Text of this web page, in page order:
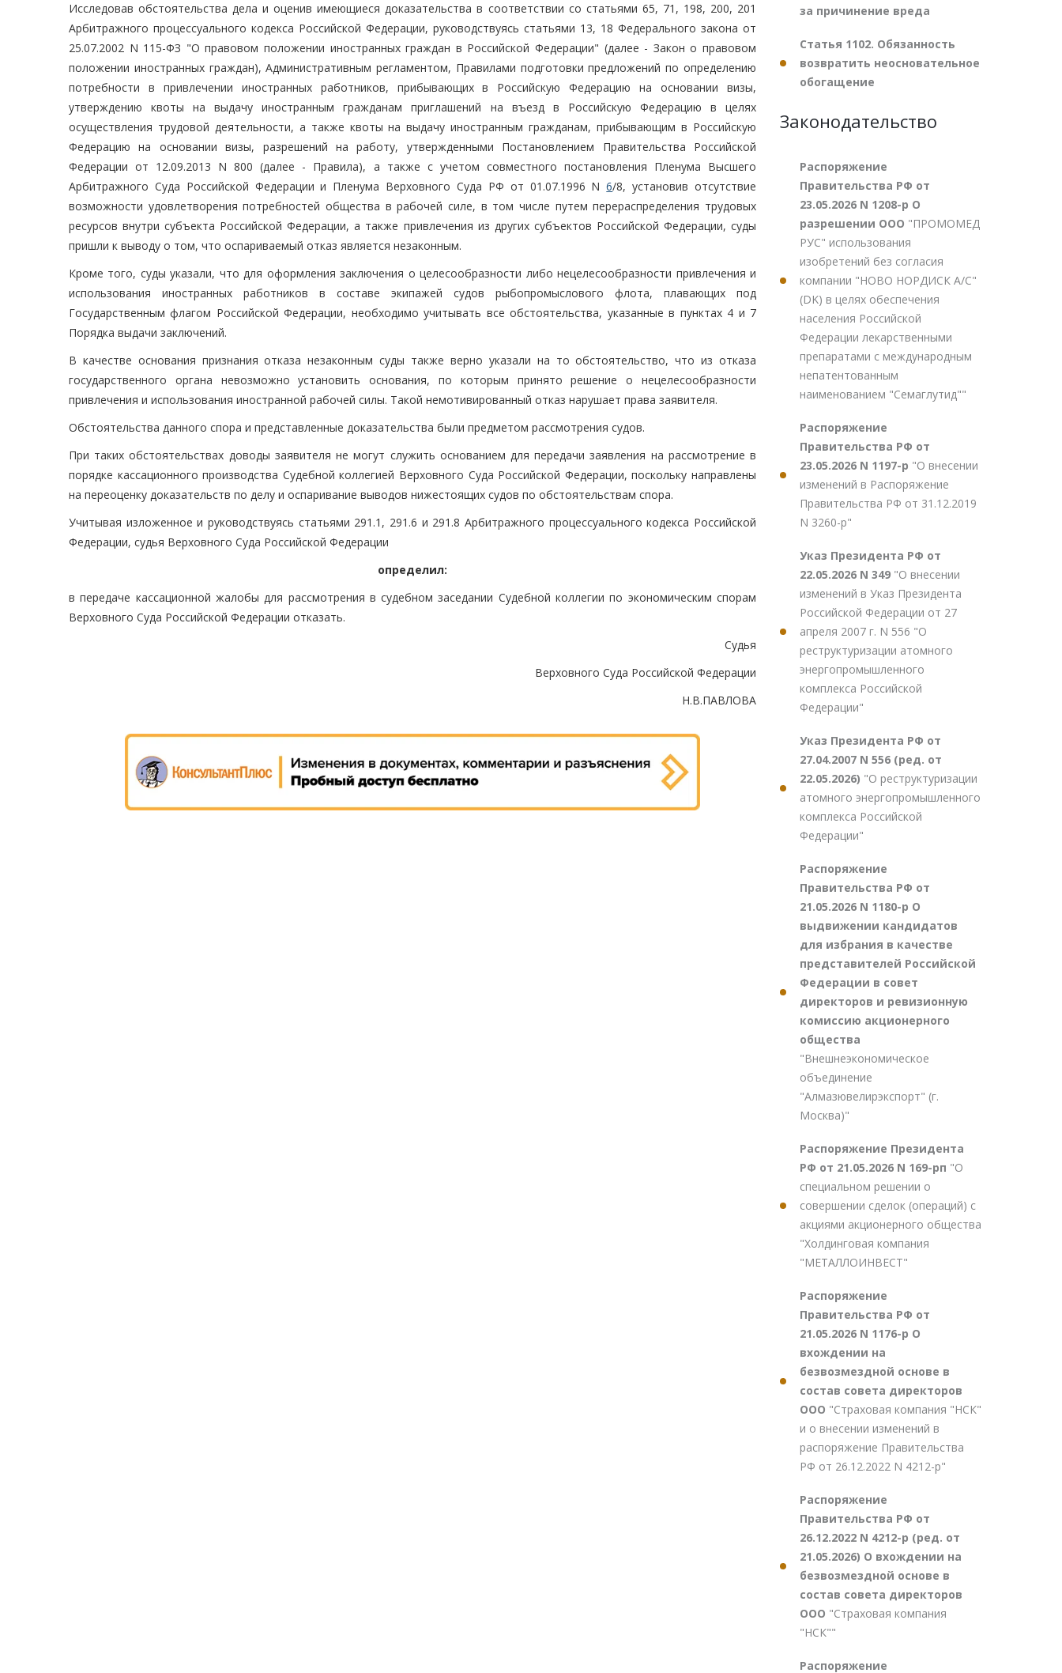
Исследовав обстоятельства дела и оценив имеющиеся доказательства в соответствии со статьями 65, 71, 198, 200, 201
Арбитражного процессуального кодекса Российской Федерации, руководствуясь статьями 13, 18 Федерального закона от
25.07.2002 N 115-ФЗ "О правовом положении иностранных граждан в Российской Федерации" (далее - Закон о правовом
положении иностранных граждан), Административным регламентом, Правилами подготовки предложений по определению
потребности в привлечении иностранных работников, прибывающих в Российскую Федерацию на основании визы,
утверждению квоты на выдачу иностранным гражданам приглашений на въезд в Российскую Федерацию в целях
осуществления трудовой деятельности, а также квоты на выдачу иностранным гражданам, прибывающим в Российскую
Федерацию на основании визы, разрешений на работу, утвержденными Постановлением Правительства Российской
Федерации от 12.09.2013 N 800 (далее - Правила), а также с учетом совместного постановления Пленума Высшего
Арбитражного Суда Российской Федерации и Пленума Верховного Суда РФ от 01.07.1996 N6/8, установив отсутствие
возможности удовлетворения потребностей общества в рабочей силе, в том числе путем перераспределения трудовых
ресурсов внутри субъекта Российской Федерации, а также привлечения из других субъектов Российской Федерации, суды
пришли к выводу о том, что оспариваемый отказ является незаконным.
Кроме того, суды указали, что для оформления заключения о целесообразности либо нецелесообразности привлечения и
использования иностранных работников в составе экипажей судов рыбопромыслового флота, плавающих под
Государственным флагом Российской Федерации, необходимо учитывать все обстоятельства, указанные в пунктах 4 и 7
Порядка выдачи заключений.
В качестве основания признания отказа незаконным суды также верно указали на то обстоятельство, что из отказа
государственного органа невозможно установить основания, по которым принято решение о нецелесообразности
привлечения и использования иностранной рабочей силы. Такой немотивированный отказ нарушает права заявителя.
Обстоятельства данного спора и представленные доказательства были предметом рассмотрения судов.
При таких обстоятельствах доводы заявителя не могут служить основанием для передачи заявления на рассмотрение в
порядке кассационного производства Судебной коллегией Верховного Суда Российской Федерации, поскольку направлены
на переоценку доказательств по делу и оспаривание выводов нижестоящих судов по обстоятельствам спора.
Учитывая изложенное и руководствуясь статьями 291.1, 291.6 и 291.8 Арбитражного процессуального кодекса Российской
Федерации, судья Верховного Суда Российской Федерации
определил:
в передаче кассационной жалобы для рассмотрения в судебном заседании Судебной коллегии по экономическим спорам
Верховного Суда Российской Федерации отказать.
Судья
Верховного Суда Российской Федерации
Н.В.ПАВЛОВА
за причинение вреда
Статья 1102. Обязанность
возвратить неосновательное
обогащение
Законодательство
Распоряжение
Правительства РФ от
23.05.2026 N 1208-р О
разрешении ООО "ПРОМОМЕД
РУС" использования
изобретений без согласия
компании "НОВО НОРДИСК А/С"
(DK) в целях обеспечения
населения Российской
Федерации лекарственными
препаратами с международным
непатентованным
наименованием "Семаглутид""
Распоряжение
Правительства РФ от
23.05.2026 N 1197-р "О внесении
изменений в Распоряжение
Правительства РФ от 31.12.2019
N 3260-р"
Указ Президента РФ от
22.05.2026 N 349 "О внесении
изменений в Указ Президента
Российской Федерации от 27
апреля 2007 г. N 556 "О
реструктуризации атомного
энергопромышленного
комплекса Российской
Федерации"
Указ Президента РФ от
27.04.2007 N 556 (ред. от
22.05.2026) "О реструктуризации
атомного энергопромышленного
комплекса Российской
Федерации"
Распоряжение
Правительства РФ от
21.05.2026 N 1180-р О
выдвижении кандидатов
для избрания в качестве
представителей Российской
Федерации в совет
директоров и ревизионную
комиссию акционерного
общества
"Внешнеэкономическое
объединение
"Алмазювелирэкспорт" (г.
Москва)"
Распоряжение Президента
РФ от 21.05.2026 N 169-рп "О
специальном решении о
совершении сделок (операций) с
акциями акционерного общества
"Холдинговая компания
"МЕТАЛЛОИНВЕСТ"
Распоряжение
Правительства РФ от
21.05.2026 N 1176-р О
вхождении на
безвозмездной основе в
состав совета директоров
ООО "Страховая компания "НСК"
и о внесении изменений в
распоряжение Правительства
РФ от 26.12.2022 N 4212-р"
Распоряжение
Правительства РФ от
26.12.2022 N 4212-р (ред. от
21.05.2026) О вхождении на
безвозмездной основе в
состав совета директоров
ООО "Страховая компания
"НСК""
Распоряжение